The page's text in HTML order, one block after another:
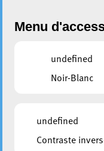
local du
Esch
Menu
undefined
Noir-Blanc
undefined
Contraste